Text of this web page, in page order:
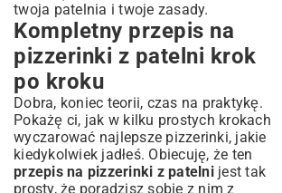
twoja patelnia i twoje zasady.
Kompletny przepis na
pizzerinki z patelni krok
po kroku
Dobra, koniec teorii, czas na praktykę.
Pokażę ci, jak w kilku prostych krokach
wyczarować najlepsze pizzerinki, jakie
kiedykolwiek jadłeś. Obiecuję, że ten
przepis na pizzerinki z patelnijest tak
prosty, że poradzisz sobie z nim z